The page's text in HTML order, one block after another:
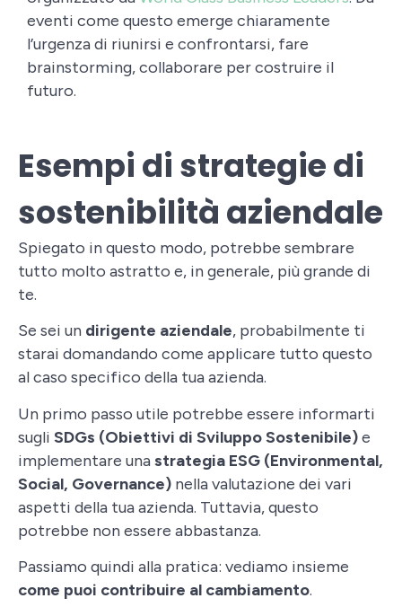
eventi come questo emerge chiaramente
l’urgenza di riunirsi e confrontarsi, fare
brainstorming, collaborare per costruire il
futuro.
Esempi di strategie di
sostenibilità aziendale
Spiegato in questo modo, potrebbe sembrare
tutto molto astratto e, in generale, più grande di
te.
Se sei un dirigente aziendale, probabilmente ti
starai domandando come applicare tutto questo
al caso specifico della tua azienda.
Un primo passo utile potrebbe essere informarti
sugli SDGs (Obiettivi di Sviluppo Sostenibile)e
implementare unastrategia ESG (Environmental,
Social, Governance) nella valutazione dei vari
aspetti della tua azienda. Tuttavia, questo
potrebbe non essere abbastanza.
Passiamo quindi alla pratica: vediamo insieme
come puoi contribuire al cambiamento.